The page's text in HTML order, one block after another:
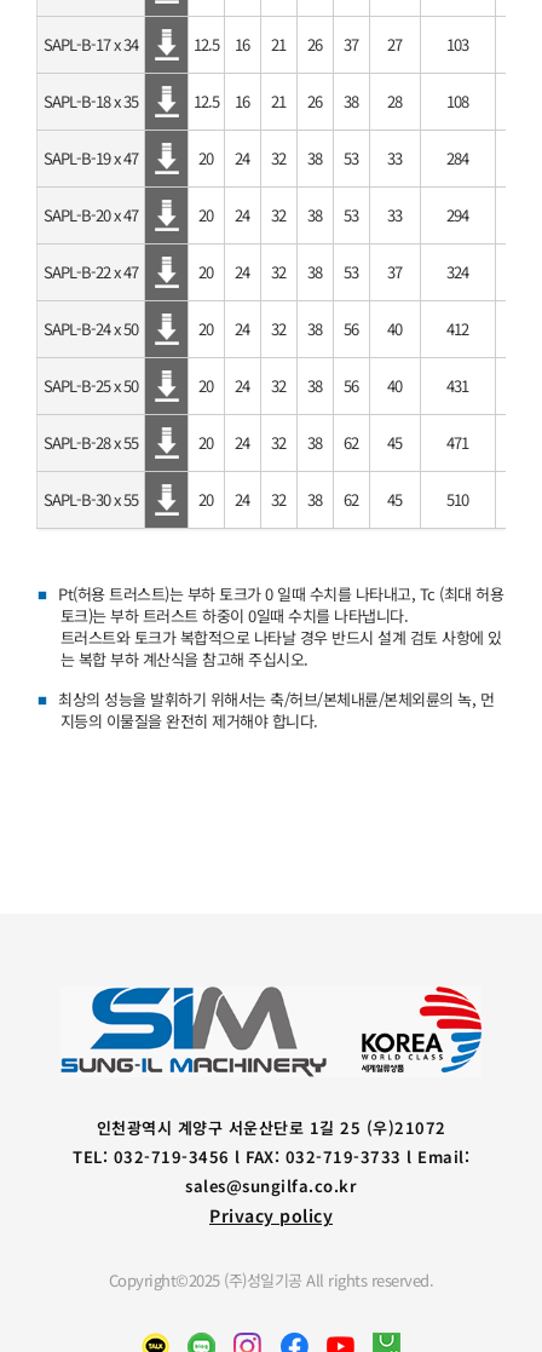
SAPL-B-17 x 34 12.5 16 21 26 37 27 103
SAPL-B-18 x 35 12.5 16 21 26 38 28 108
SAPL-B-19 x 47 20 24 32 38 53 33 284
SAPL-B-20 x 47 20 24 32 38 53 33 294
SAPL-B-22 x 47 20 24 32 38 53 37 324
SAPL-B-24 x 50 20 24 32 38 56 40 412
SAPL-B-25 x 50 20 24 32 38 56 40 431
SAPL-B-28 x 55 20 24 32 38 62 45 471
SAPL-B-30 x 55 20 24 32 38 62 45 510
Pt(허용 트러스트)는 부하 토크가 0 일때 수치를 나타내고, Tc (최대 허용
토크)는 부하 트러스트 하중이 0일때 수치를 나타냅니다.
트러스트와 토크가 복합적으로 나타날 경우 반드시 설계 검토 사항에 있
는 복합 부하 계산식을 참고해 주십시오.
최상의 성능을 발휘하기 위해서는 축/허브/본체내륜/본체외륜의 녹, 먼
지등의 이물질을 완전히 제거해야 합니다.
인천광역시 계양구 서운산단로 1길 25 (우)21072
TEL: 032-719-3456 l FAX: 032-719-3733 l Email:
sales@sungilfa.co.kr
Privacy policy
Copyright©2025 (주)성일기공 All rights reserved.